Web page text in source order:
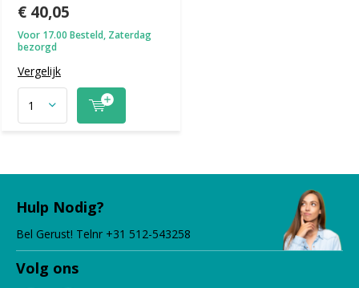
€ 40,05
Voor 17.00 Besteld, Zaterdag
bezorgd
Vergelijk
Hulp Nodig?
Bel Gerust! Telnr +31 512-543258
Volg ons